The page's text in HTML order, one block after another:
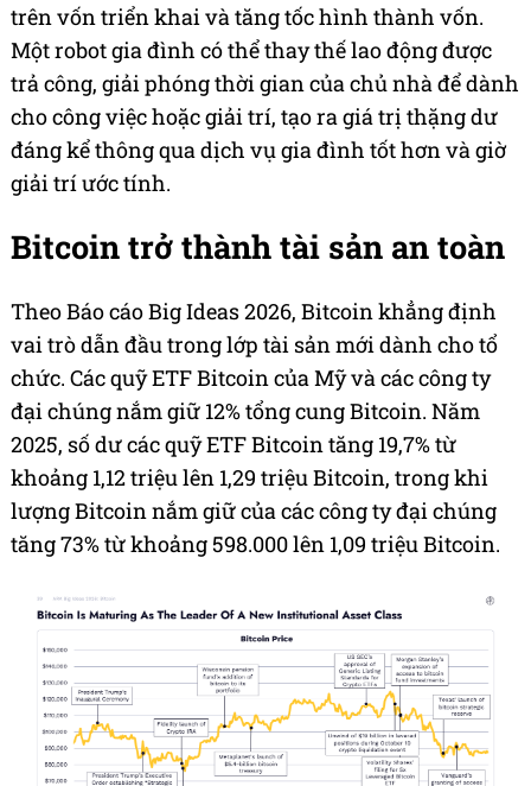
trên vốn triển khai và tăng tốc hình thành vốn.
Một robot gia đình có thể thay thế lao động được
trả công, giải phóng thời gian của chủ nhà để dành
cho công việc hoặc giải trí, tạo ra giá trị thặng dư
đáng kể thông qua dịch vụ gia đình tốt hơn và giờ
giải trí ước tính.
Bitcoin trở thành tài sản an toàn
Theo Báo cáo Big Ideas 2026, Bitcoin khẳng định
vai trò dẫn đầu trong lớp tài sản mới dành cho tổ
chức. Các quỹ ETF Bitcoin của Mỹ và các công ty
đại chúng nắm giữ 12% tổng cung Bitcoin. Năm
2025, số dư các quỹ ETF Bitcoin tăng 19,7% từ
khoảng 1,12 triệu lên 1,29 triệu Bitcoin, trong khi
lượng Bitcoin nắm giữ của các công ty đại chúng
tăng 73% từ khoảng 598.000 lên 1,09 triệu Bitcoin.